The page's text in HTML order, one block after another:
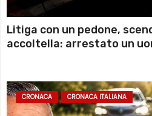
Litiga con un pedone,
accoltella: arrestato un
CRONACA CRONACA ITALIANA